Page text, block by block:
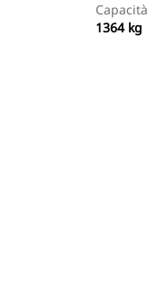
Capacità
1364 kg